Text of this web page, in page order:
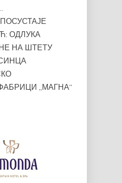
ОДЛУКА
НА ШТЕТУ
„МАГНА“